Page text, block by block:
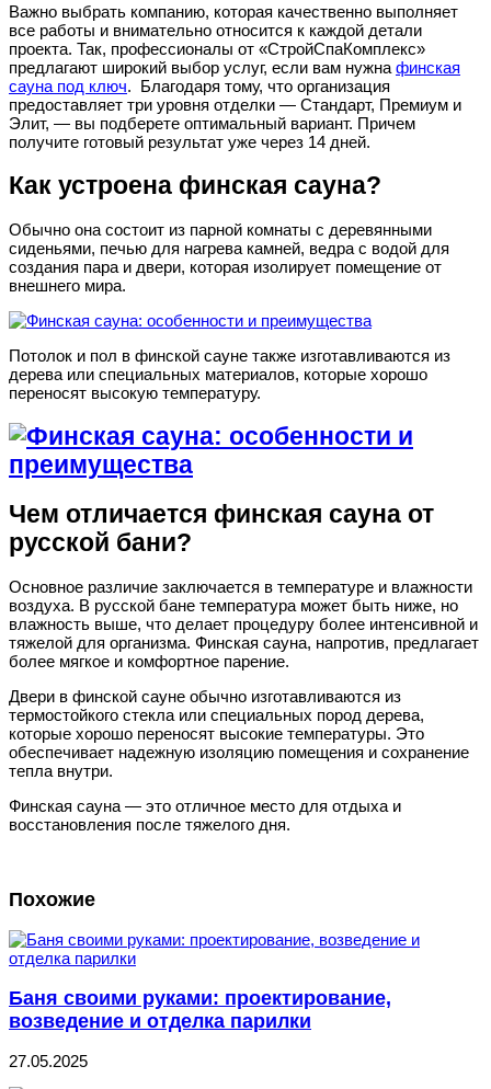
Важно выбрать компанию, которая качественно выполняет
все работы и внимательно относится к каждой детали
проекта. Так, профессионалы от «СтройСпаКомплекс»
предлагают широкий выбор услуг, если вам нужна финская
сауна под ключ. Благодаря тому, что организация
предоставляет три уровня отделки — Стандарт, Премиум и
Элит, — вы подберете оптимальный вариант. Причем
получите готовый результат уже через 14 дней.
Как устроена финская сауна?
Обычно она состоит из парной комнаты с деревянными
сиденьями, печью для нагрева камней, ведра с водой для
создания пара и двери, которая изолирует помещение от
внешнего мира.
Потолок и пол в финской сауне также изготавливаются из
дерева или специальных материалов, которые хорошо
переносят высокую температуру.
Чем отличается финская сауна от
русской бани?
Основное различие заключается в температуре и влажности
воздуха. В русской бане температура может быть ниже, но
влажность выше, что делает процедуру более интенсивной и
тяжелой для организма. Финская сауна, напротив, предлагает
более мягкое и комфортное парение.
Двери в финской сауне обычно изготавливаются из
термостойкого стекла или специальных пород дерева,
которые хорошо переносят высокие температуры. Это
обеспечивает надежную изоляцию помещения и сохранение
тепла внутри.
Финская сауна — это отличное место для отдыха и
восстановления после тяжелого дня.
Похожие
Баня своими руками: проектирование,
возведение и отделка парилки
27.05.2025